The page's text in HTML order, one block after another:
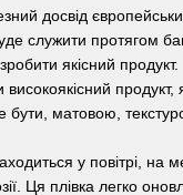
досвід
служити протягом
якісний продукт.
матовою,
у повітрі, на
Ця плівка легко